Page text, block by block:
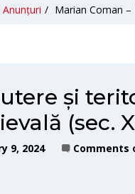
Anunțuri / Marian Coman –
și
(sec.
9, 2024 Comments